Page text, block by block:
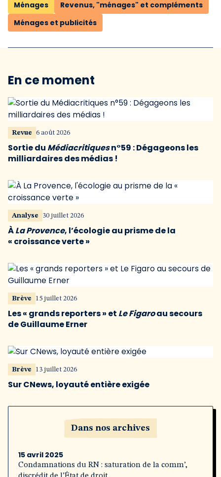
Ménages
Revenus, "ménages" et compléments
Ménages et publicités
En ce moment
Revue 6 août 2026
Sortie du Médiacritiquesn°59 : Dégageons les
milliardaires des médias !
Analyse 30 juillet 2026
ÀLa Provence, l’écologie au prisme de la
« croissance verte »
Brève 15 juillet 2026
Les « grands reporters » et Le Figaroau secours
de Guillaume Erner
Brève 13 juillet 2026
Sur CNews, loyauté entière exigée
Dans nos archives
15 avril 2025
Condamnations du RN : saturation de la comm’,